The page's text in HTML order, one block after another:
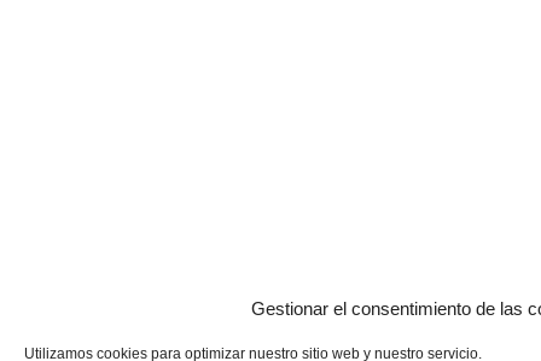
Gestionar el consentimiento de las
Utilizamos cookies para optimizar nuestro sitio web y nuestro servicio.